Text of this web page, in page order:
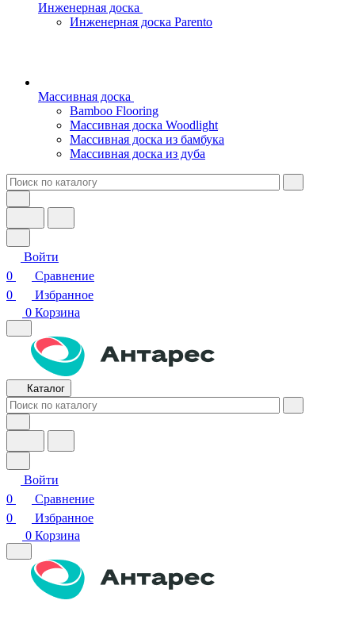
Инженерная доска
Инженерная доска Parento
Массивная доска
Bamboo Flooring
Массивная доска Woodlight
Массивная доска из бамбука
Массивная доска из дуба
Войти
0
Сравнение
0
Избранное
0 Корзина
Каталог
Войти
0
Сравнение
0
Избранное
0 Корзина